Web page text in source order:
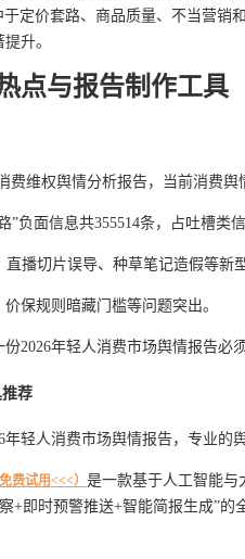
于定价套路、商品质量、不当营
升。
点与报告制作工具
费维权舆情分析报告，当前消费舆
”负面信息共355514条，占吐槽类信
播切片误导、种草笔记造假等新
保规则暗藏门槛等问题突出。
2026年轻人消费市场舆情报告必
荐
轻人消费市场舆情报告，专业的
费试用<<<） 是一款基于人工智能与
+即时预警推送+智能简报生成”